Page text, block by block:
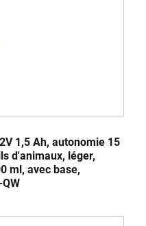
1,5 Ah, autonomie 15
d'animaux, léger,
ml, avec base,